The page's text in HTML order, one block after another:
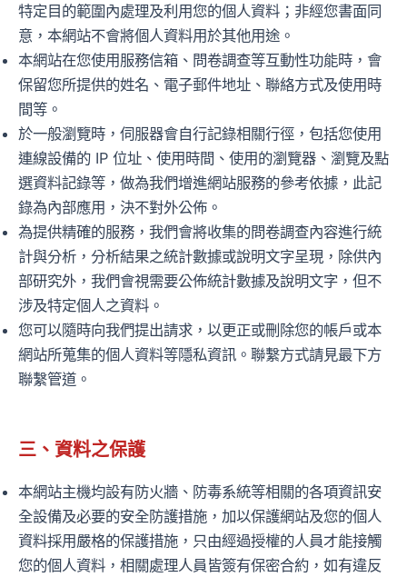
特定目的範圍內處理及利用您的個人資料；非經您書面同
意，本網站不會將個人資料用於其他用途。
本網站在您使用服務信箱、問卷調查等互動性功能時，會
保留您所提供的姓名、電子郵件地址、聯絡方式及使用時
間等。
於一般瀏覽時，伺服器會自行記錄相關行徑，包括您使用
連線設備的 IP 位址、使用時間、使用的瀏覽器、瀏覽及點
選資料記錄等，做為我們增進網站服務的參考依據，此記
錄為內部應用，決不對外公佈。
為提供精確的服務，我們會將收集的問卷調查內容進行統
計與分析，分析結果之統計數據或說明文字呈現，除供內
部研究外，我們會視需要公佈統計數據及說明文字，但不
涉及特定個人之資料。
您可以隨時向我們提出請求，以更正或刪除您的帳戶或本
網站所蒐集的個人資料等隱私資訊。聯繫方式請見最下方
聯繫管道。
三、資料之保護
本網站主機均設有防火牆、防毒系統等相關的各項資訊安
全設備及必要的安全防護措施，加以保護網站及您的個人
資料採用嚴格的保護措施，只由經過授權的人員才能接觸
您的個人資料，相關處理人員皆簽有保密合約，如有違反